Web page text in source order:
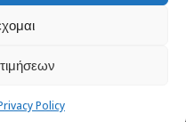
Policy